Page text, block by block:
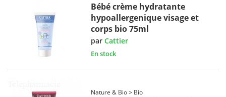
Bébé crème hydratante
hypoallergenique visage et
corps bio 75ml
parCattier
En stock
Nature & Bio > Bio